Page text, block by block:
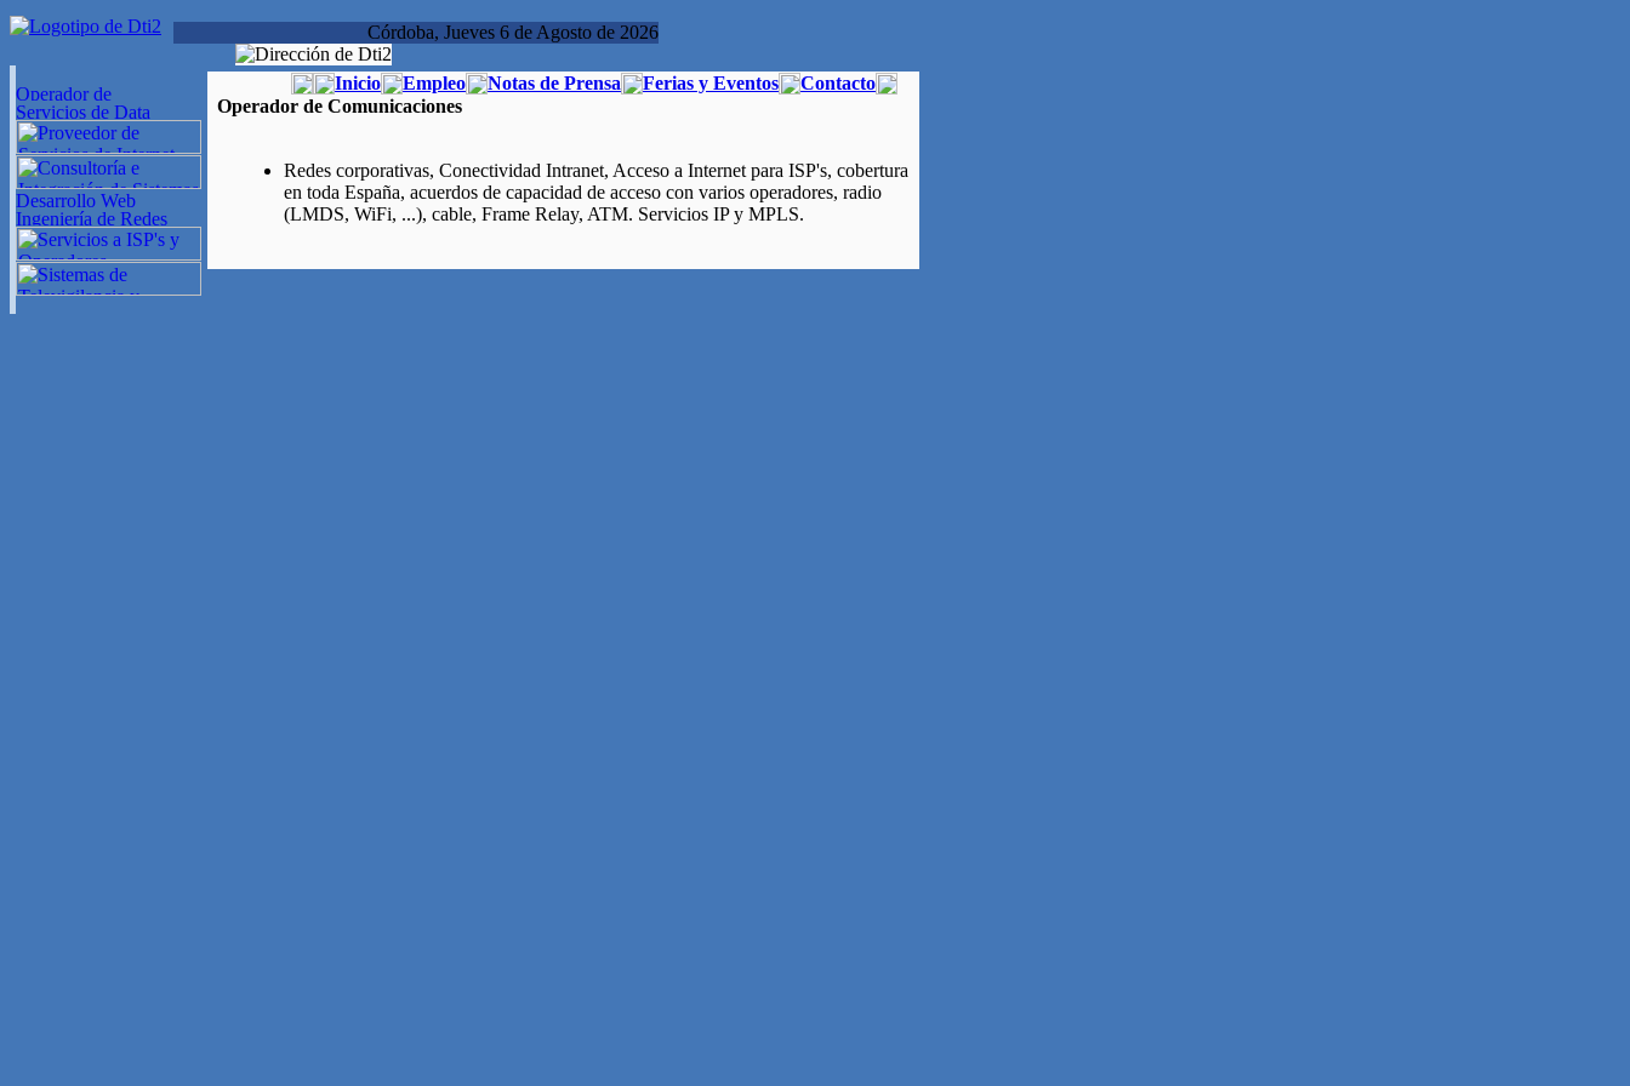
Córdoba, Jueves 6 de Agosto de 2026
Inicio Empleo Notas de Prensa Ferias y Eventos
Contacto
Operador de Comunicaciones
Redes corporativas, Conectividad Intranet, Acceso a Internet para ISP's, cobertura
en toda España, acuerdos de capacidad de acceso con varios operadores, radio
(LMDS, WiFi, ...), cable, Frame Relay, ATM. Servicios IP y MPLS.